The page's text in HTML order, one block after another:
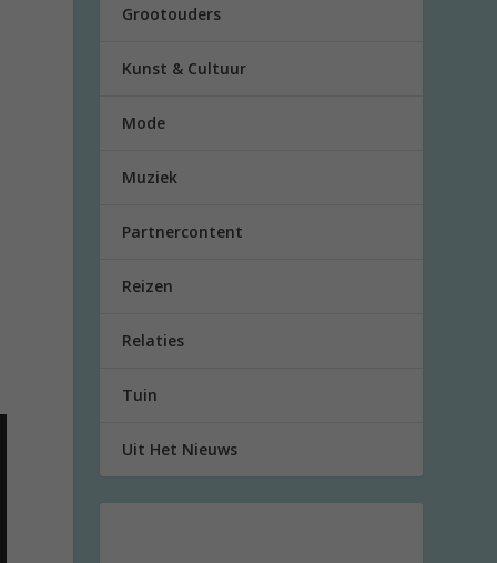
Grootouders
Kunst & Cultuur
Mode
Muziek
Partnercontent
Reizen
Relaties
Tuin
Uit Het Nieuws